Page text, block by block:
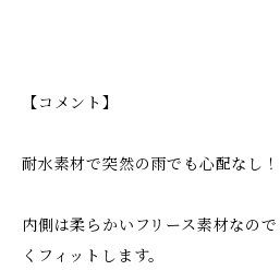
【コメント】
耐水素材で突然の雨でも心配なし！
内側は柔らかいフリース素材なの
くフィットします。